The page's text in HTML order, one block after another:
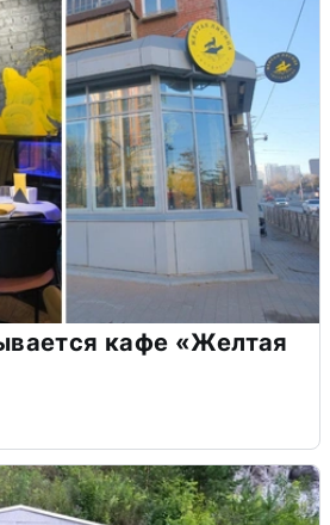
кафе «Желтая